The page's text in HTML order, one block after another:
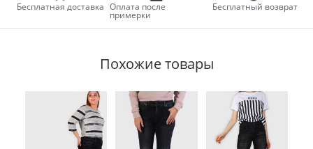
Бесплатная доставка Оплата после
примерки
Бесплатный возврат
Похожие товары